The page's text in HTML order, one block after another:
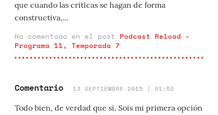
que cuando las criticas se hagan de forma
constructiva,...
Ha comentado en el post Podcast Reload -
Programa 11, Temporada 7
Comentario 13 SEPTIEMBRE 2015 | 01:52
Todo bien, de verdad que si. Sois mi primera opción